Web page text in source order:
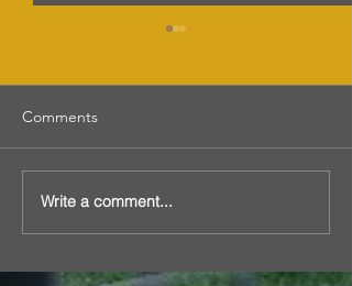
Simple brine graduation
tower in Nałęczów
Comments
Write a comment...